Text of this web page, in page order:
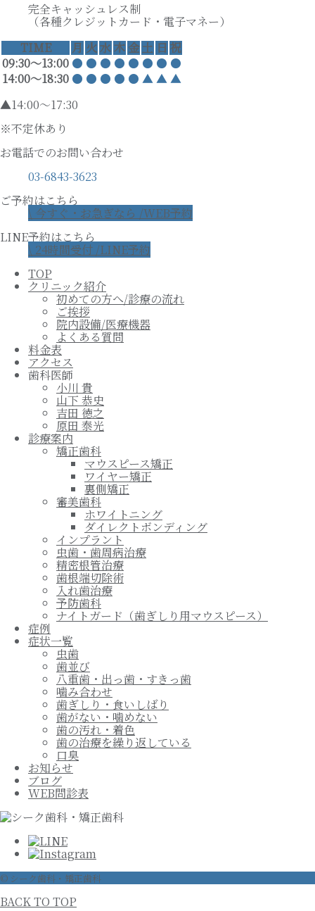
完全キャッシュレス制
（各種クレジットカード・電子マネー）
TIME
月 火水 木 金 土 日 祝
09:30〜13:00 ● ● ● ● ● ● ● ●
14:00〜18:30 ● ● ● ● ● ▲▲▲
▲14:00～17:30
※不定休あり
お電話でのお問い合わせ
03-6843-3623
ご予約はこちら
\ 今すぐ・お急ぎなら /WEB予約
LINE予約はこちら
\ 24時間受付 /LINE予約
TOP
クリニック紹介
初めての方へ/診療の流れ
ご挨拶
院内設備/医療機器
よくある質問
料金表
アクセス
歯科医師
小川 貴
山下 恭史
吉田 徳之
原田 泰光
診療案内
矯正歯科
マウスピース矯正
ワイヤー矯正
裏側矯正
審美歯科
ホワイトニング
ダイレクトボンディング
インプラント
虫歯・歯周病治療
精密根管治療
歯根端切除術
入れ歯治療
予防歯科
ナイトガード（歯ぎしり用マウスピース）
症例
症状一覧
虫歯
歯並び
八重歯・出っ歯・すきっ歯
噛み合わせ
歯ぎしり・食いしばり
歯がない・噛めない
歯の汚れ・着色
歯の治療を繰り返している
口臭
お知らせ
ブログ
WEB問診表
© シーク歯科・矯正歯科
BACK TO TOP